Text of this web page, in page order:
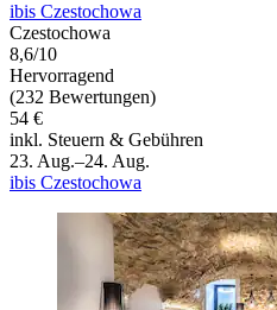
ibis Czestochowa
Czestochowa
8,6/10
Hervorragend
(232 Bewertungen)
54 €
inkl. Steuern & Gebühren
23. Aug.–24. Aug.
ibis Czestochowa